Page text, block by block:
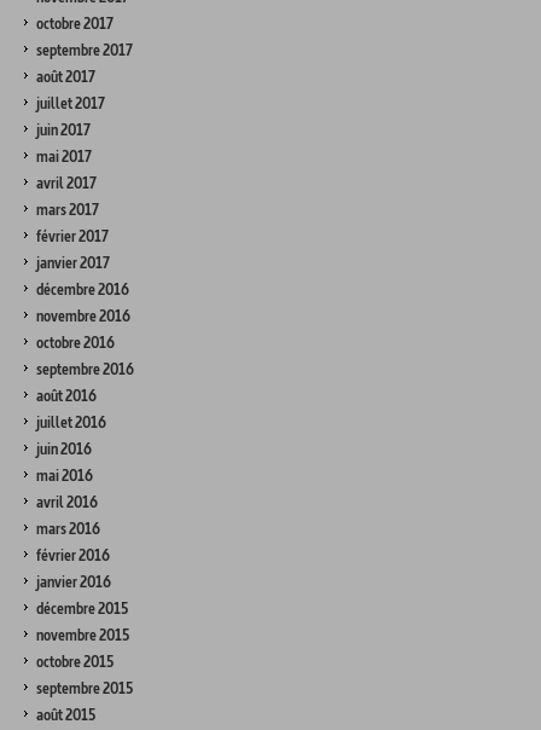
octobre 2017
septembre 2017
août 2017
juillet 2017
juin 2017
mai 2017
avril 2017
mars 2017
février 2017
janvier 2017
décembre 2016
novembre 2016
octobre 2016
septembre 2016
août 2016
juillet 2016
juin 2016
mai 2016
avril 2016
mars 2016
février 2016
janvier 2016
décembre 2015
novembre 2015
octobre 2015
septembre 2015
août 2015